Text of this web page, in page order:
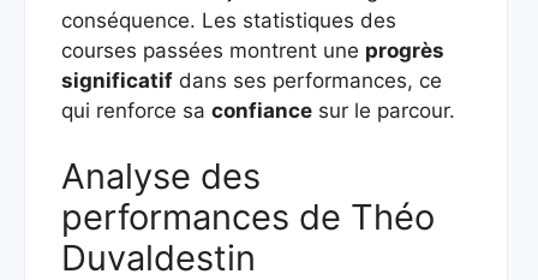
conséquence. Les statistiques des
courses passées montrent une progrès
significatif dans ses performances, ce
qui renforce sa confiance sur le parcour.
Analyse des
performances de Théo
Duvaldestin